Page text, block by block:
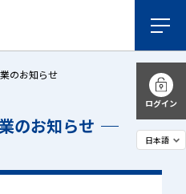
ログイン
のお知らせ
のお知らせ